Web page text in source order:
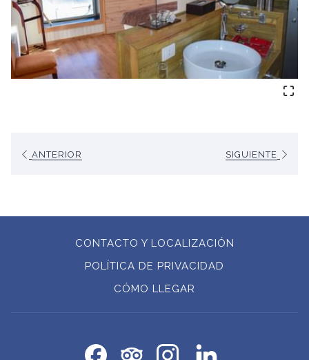
Agua embotellada de bienvenida
ANTERIOR SIGUIENTE
CONTACTO Y LOCALIZACIÓN
POLÍTICA DE PRIVACIDAD
CÓMO LLEGAR
NUEVA